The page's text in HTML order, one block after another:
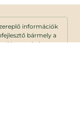
információk
bármely a
kapcsolatban